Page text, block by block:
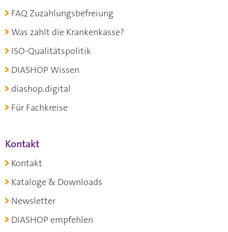
FAQ Zuzahlungsbefreiung
Was zahlt die Krankenkasse?
ISO-Qualitätspolitik
DIASHOP Wissen
diashop.digital
Für Fachkreise
Kontakt
Kontakt
Kataloge & Downloads
Newsletter
DIASHOP empfehlen